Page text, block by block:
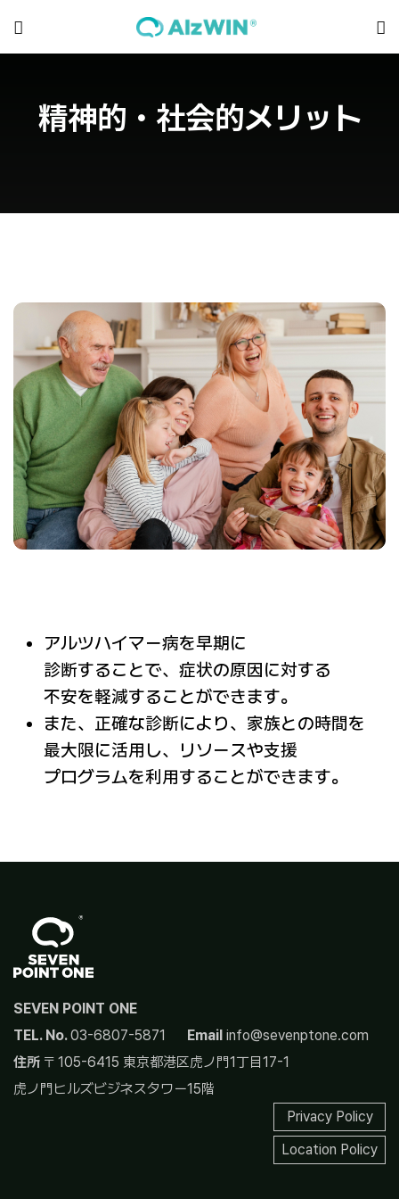
精神的・社会的メリット
アルツハイマー病を早期に
診断することで、 症状の原因に対する
不安を軽減することができます。
また、 正確な診断により、 家族との時間を
最大限に活用し、 リソースや支援
プログラムを利用することができます。
SEVEN POINT ONE
TEL. No.03-6807-5871 Email info@sevenptone.com
住所 〒105-6415 東京都港区虎ノ門1丁目17-1
虎ノ門ヒルズビジネスタワー15階
Privacy Policy
Location Policy